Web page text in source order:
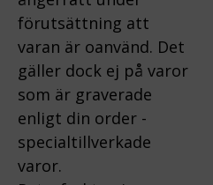
förutsättning att
varan är oanvänd. Det
gäller dock ej på varor
som är graverade
enligt din order -
specialtillverkade
varor.